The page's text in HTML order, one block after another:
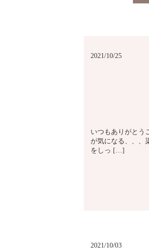
2021/10/25
いつもありがとう
が気になる、、、
をしっ […]
2021/10/03